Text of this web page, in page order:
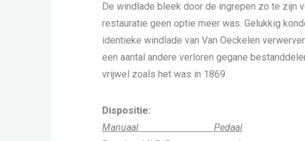
De windlade bleek door de ingrepen zo te zijn
restauratie geen optie meer was. Gelukkig
identieke windlade van Van Oeckelen
een aantal andere verloren gegane
vrijwel zoals het was in 1869.
Dispositie:
Manuaal Pedaal